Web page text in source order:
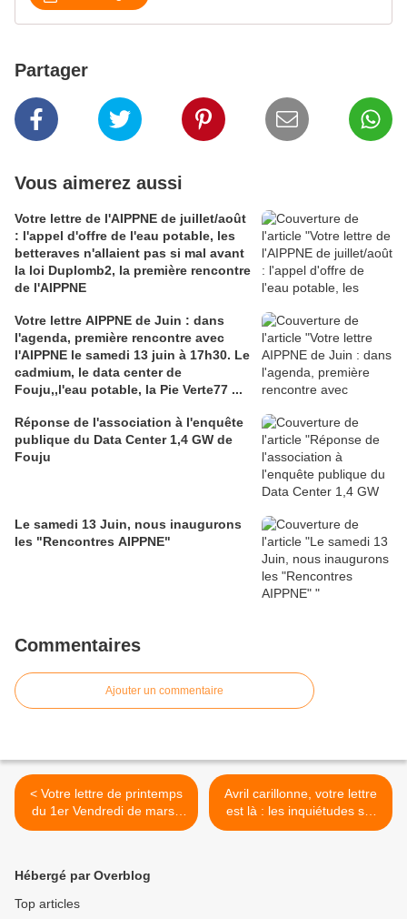
Partager
Vous aimerez aussi
Votre lettre de l'AIPPNE de juillet/août
: l'appel d'offre de l'eau potable, les
betteraves n'allaient pas si mal avant
la loi Duplomb2, la première rencontre
de l'AIPPNE
Votre lettre AIPPNE de Juin : dans
l'agenda, première rencontre avec
l'AIPPNE le samedi 13 juin à 17h30. Le
cadmium, le data center de
Fouju,,l'eau potable, la Pie Verte77 ...
Réponse de l'association à l'enquête
publique du Data Center 1,4 GW de
Fouju
Le samedi 13 Juin, nous inaugurons
les "Rencontres AIPPNE"
Commentaires
Ajouter un commentaire
< Votre lettre de printemps
du 1er Vendredi de mars ;
l'air, l'eau du robinet ;
pesticides ou souveraineté
Avril carillonne, votre lettre
est là : les inquiétudes sur
les analyses d'eau, la
Hébergé par Overblog
Top articles